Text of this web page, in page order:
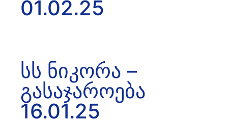
01.02.25
სს ნიკორა –
გასაჯაროება
16.01.25